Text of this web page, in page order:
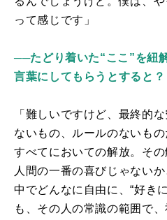
って感じです」
──たどり着いた“ここ”を紐
言葉にしてもらうとすると？
「難しいですけど、最終的
ないもの、ルールのないも
すべてにおいての解放。その
人間の一番の喜びじゃない
中でどんなに自由に、“好き
も、その人の常識の範囲で